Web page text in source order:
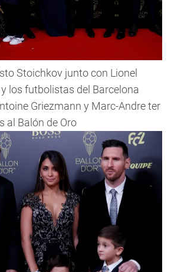
Stoichkov junto con Lionel
los futbolistas del Barcelona
Griezmann y Marc-Andre ter
al Balón de Oro